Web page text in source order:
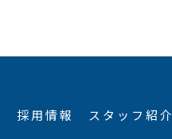
採用情報 スタッフ紹介